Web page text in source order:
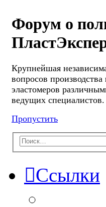
Форум о
Крупнейшая
вопросов
эластомеров
ведущих специалистов.
Пропустить
Ссылки